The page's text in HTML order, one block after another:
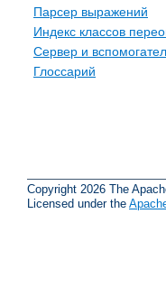
Парсер выражений
Индекс классов
Сервер и
Глоссарий
Copyright 2026 The
Licensed under the